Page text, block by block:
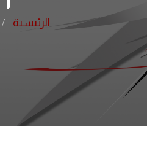
الرئيسية